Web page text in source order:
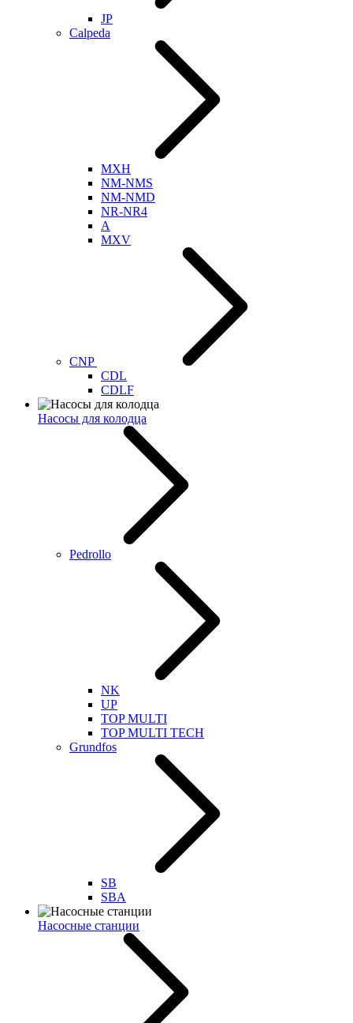
JP
Calpeda
MXH
NM-NMS
NM-NMD
NR-NR4
A
MXV
CNP
CDL
CDLF
Насосы для колодца
Pedrollo
NK
UP
TOP MULTI
TOP MULTI TECH
Grundfos
SB
SBA
Насосные станции